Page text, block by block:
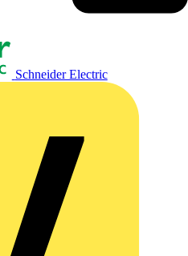
Schneider Electric